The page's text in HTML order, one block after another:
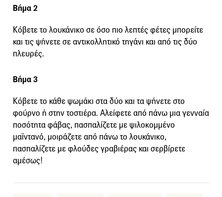
Βήμα 2
Κόβετε το λουκάνικο σε όσο πιο λεπτές φέτες μπορείτε
και τις ψήνετε σε αντικολλητικό τηγάνι και από τις δύο
πλευρές.
Βήμα 3
Κόβετε το κάθε ψωμάκι στα δύο και τα ψήνετε στο
φούρνο ή στην τοστιέρα. Αλείφετε από πάνω μια γενναία
ποσότητα φάβας, πασπαλίζετε με ψιλοκομμένο
μαϊντανό, μοιράζετε από πάνω το λουκάνικο,
πασπαλίζετε με φλούδες γραβιέρας και σερβίρετε
αμέσως!